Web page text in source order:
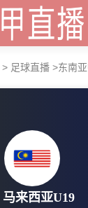
> 足球直播 >东南
马来西亚U19